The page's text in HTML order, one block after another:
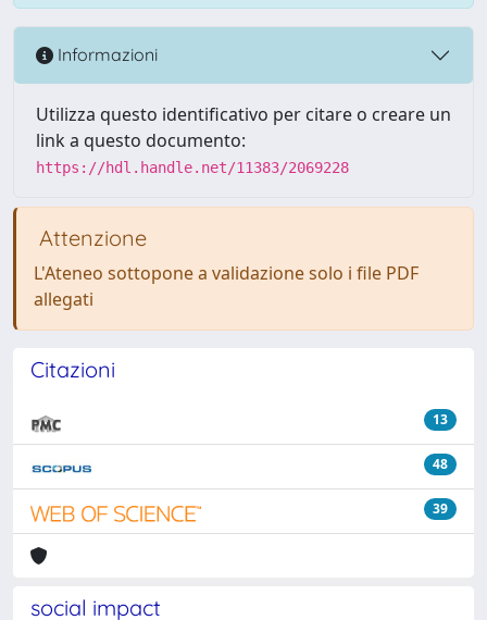
Informazioni
Utilizza questo identificativo per citare o creare un
link a questo documento:
https://hdl.handle.net/11383/2069228
Attenzione
L'Ateneo sottopone a validazione solo i file PDF
allegati
Citazioni
13
48
39
social impact